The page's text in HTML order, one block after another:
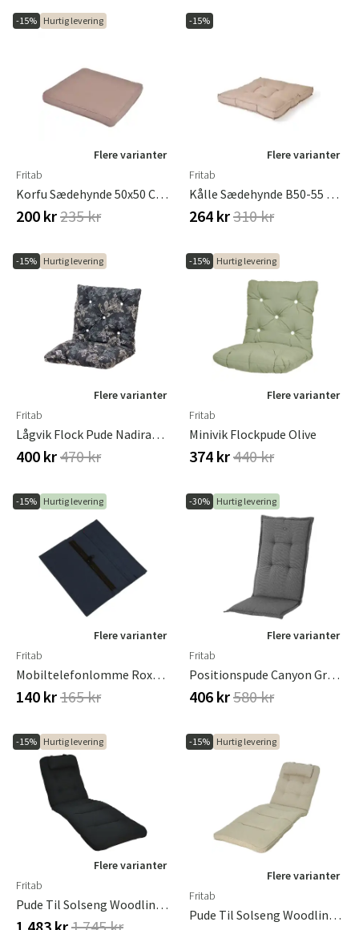
-15% Hurtig levering
Flere varianter
Fritab
Korfu Sædehynde 50x50 Cm Taupe
200 kr235 kr
-15%
Flere varianter
Fritab
Kålle Sædehynde B50-55 D50-55 Cm Hør
264 kr310 kr
-15% Hurtig levering
Flere varianter
Fritab
Lågvik Flock Pude Nadirablack
400 kr470 kr
-15% Hurtig levering
Flere varianter
Fritab
Minivik Flockpude Olive
374 kr440 kr
-15% Hurtig levering
Flere varianter
Fritab
Mobiltelefonlomme Roxy Blå
140 kr165 kr
-30% Hurtig levering
Flere varianter
Fritab
Positionspude Canyon Granitgrå Dralon
406 kr580 kr
-15% Hurtig levering
Flere varianter
Fritab
Pude Til Solseng Woodline Black
-15% Hurtig levering
Flere varianter
Fritab
Pude Til Solseng Woodline Sand